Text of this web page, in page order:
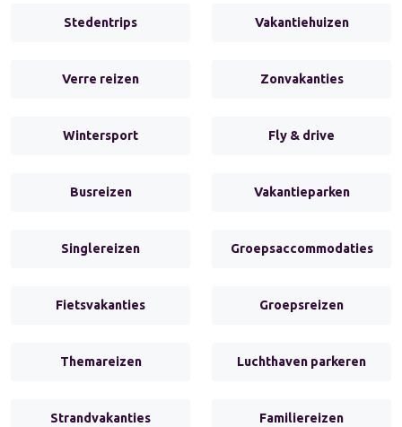
Stedentrips Vakantiehuizen
Verre reizen Zonvakanties
Wintersport Fly & drive
Busreizen Vakantieparken
Singlereizen Groepsaccommodaties
Fietsvakanties Groepsreizen
Themareizen Luchthaven parkeren
Strandvakanties Familiereizen